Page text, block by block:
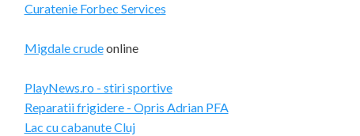
Curatenie Forbec Services
Migdale crudeonline
PlayNews.ro - stiri sportive
Reparatii frigidere - Opris Adrian PFA
Lac cu cabanute Cluj